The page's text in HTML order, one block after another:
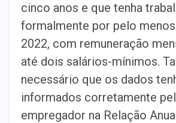
cinco anos e que tenha
formalmente por pelo
2022, com remuneração
até dois salários-mínimos.
necessário que os dados
informados corretamente
empregador na Relação